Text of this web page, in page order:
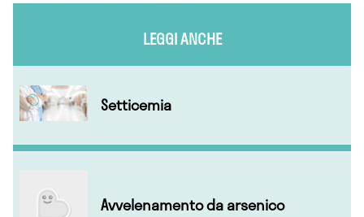
LEGGI ANCHE
Setticemia
Avvelenamento da arsenico